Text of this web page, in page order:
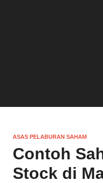
ASAS PELABURAN SAHAM
Contoh
Stock di